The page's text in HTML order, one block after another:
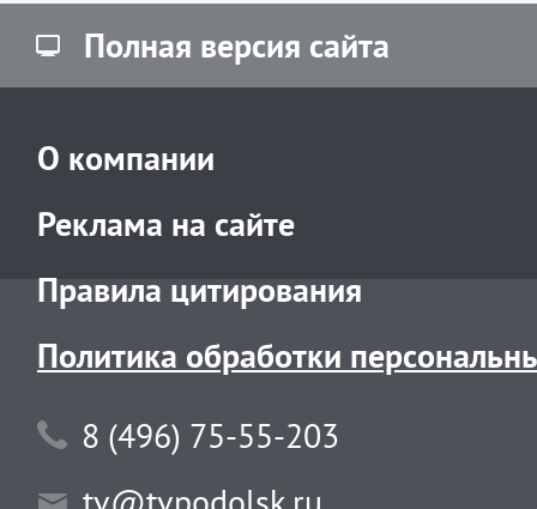
Полная версия сайта
О компании
Реклама на сайте
Правила цитирования
Политика обработки
8 (496) 75-55-203